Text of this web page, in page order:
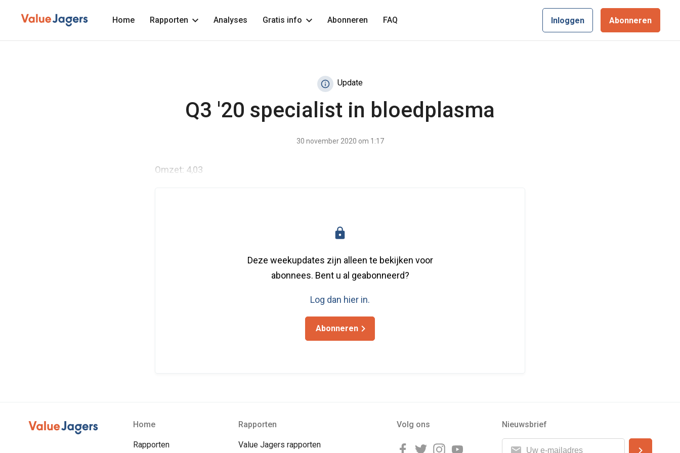
Home Rapporten Analyses Gratis info Abonneren FAQ Inloggen Abonneren
Update
Q3 '20 specialist in bloedplasma
30 november 2020 om 1:17
Omzet: 4,03
Deze weekupdates zijn alleen te bekijken voor
abonnees. Bent u al geabonneerd?
Log dan hier in.
Abonneren
Home
Rapporten
Rapporten
Value Jagers rapporten
Volg ons Nieuwsbrief